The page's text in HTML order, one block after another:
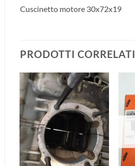
Cuscinetto motore 30x72x19
PRODOTTI CORRELATI
Aggiungi
alla lista
dei
desideri